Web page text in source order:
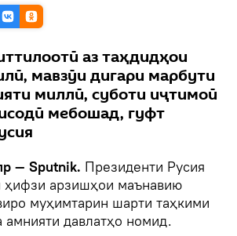
аз таҳдидҳои
мавзӯи дигари марбути
миллӣ, суботи иҷтимоӣ
мебошад, гуфт
— Sputnik. Президенти Русия
ҳифзи арзишҳои маънавию
муҳимтарин шарти таҳкими
амнияти давлатҳо номид.